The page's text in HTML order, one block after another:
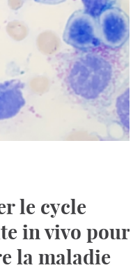
le cycle
in vivo pour
la maladie